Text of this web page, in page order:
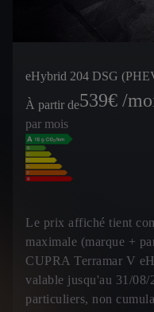
eHybrid 204 DSG
À partir de539€ /
par mois
Le prix affiché tient
maximale (marque +
CUPRA Terramar V
valable jusqu'au 31/08/
particuliers, non